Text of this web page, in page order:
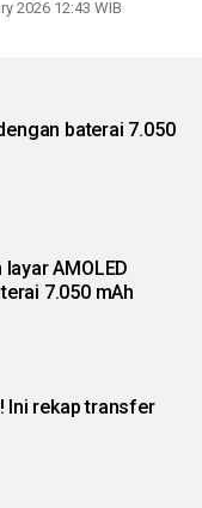
2026 12:43 WIB
baterai 7.050
AMOLED
7.050 mAh
Ini rekap transfer